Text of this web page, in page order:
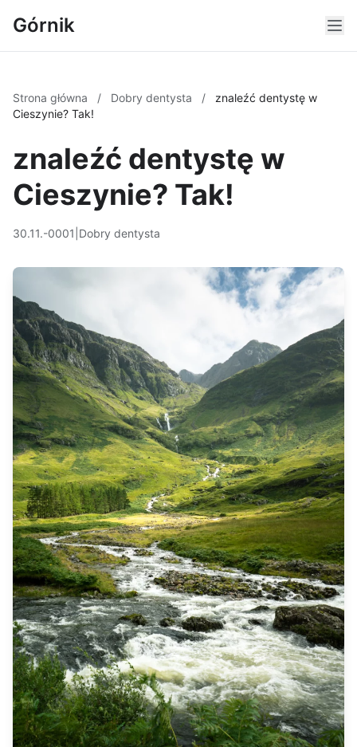
Górnik
Strona główna / Dobry dentysta /
znaleźć dentystę w
Cieszynie? Tak!
znaleźć dentystę w
Cieszynie? Tak!
30.11.-0001 Dobry dentysta